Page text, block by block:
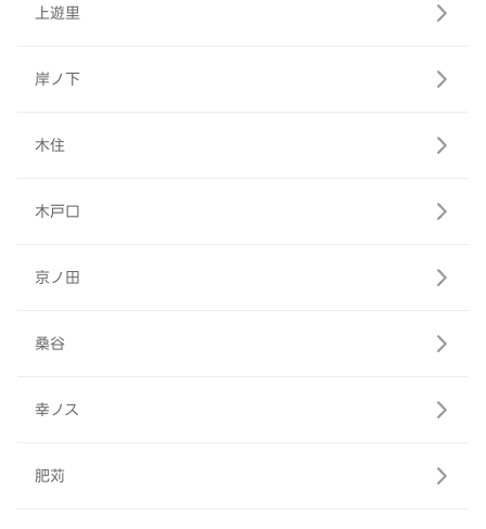
上遊里
岸ノ下
木住
木戸口
京ノ田
桑谷
幸ノス
肥苅